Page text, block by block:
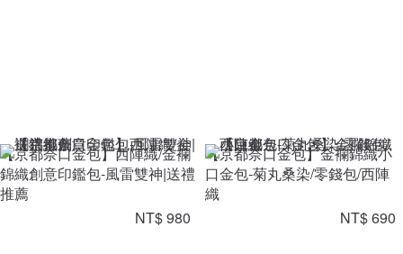
【京都奈口金包】西陣織/金襴
錦織創意印鑑包-風雷雙神|送禮
推薦
NT$ 980
【京都奈口金包】金襴錦織小
口金包-菊丸桑染/零錢包/西陣
織
NT$ 690